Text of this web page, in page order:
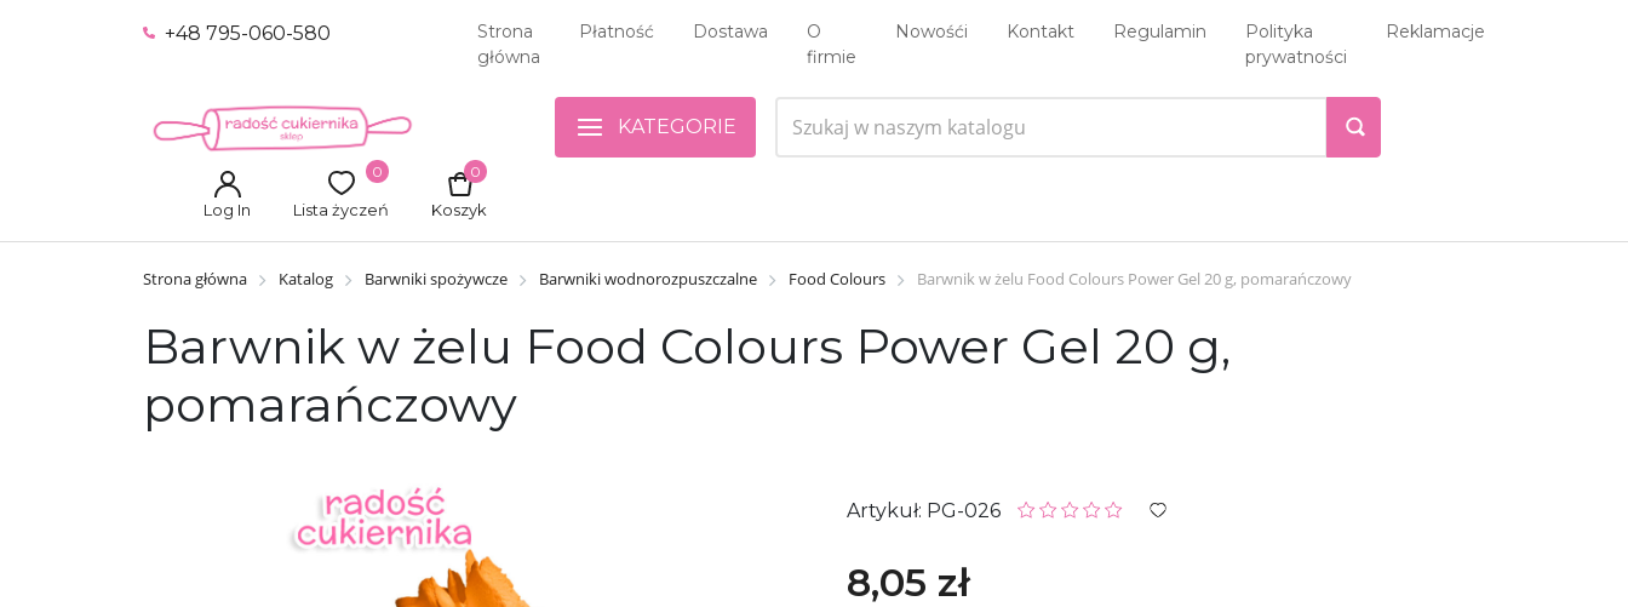
+48 795-060-580
Strona
główna
Płatność Dostawa
O
firmie
Nowośći Kontakt Regulamin
Polityka
prywatności
Reklamacje
Log In Lista życzeń
0
Koszyk
0
KATEGORIE
Strona główna Katalog Barwniki spożywcze Barwniki wodnorozpuszczalne Food Colours Barwnik w żelu Food Colours Power Gel 20 g, pomarańczowy
Barwnik w żelu Food Colours Power Gel 20 g,
pomarańczowy
Artykuł: PG-026
8,05 zł